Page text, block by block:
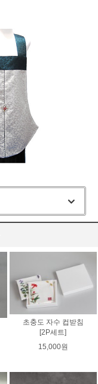
초충도 자수 컵받침
[2P세트]
15,000원